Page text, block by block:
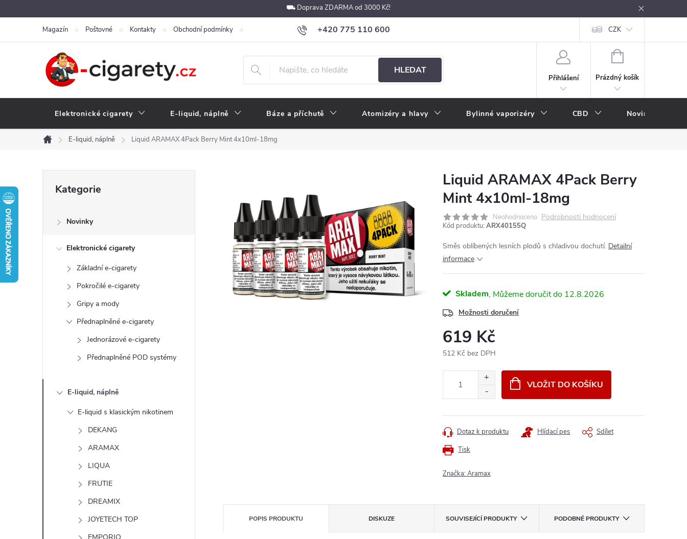
na
⛟ Doprava ZDARMA od 3000 Kč!
+420 775 110 600
obchod@e-cigarety.cz
Magazín Poštovné Kontakty Obchodní podmínky Podmínky ochrany osobních údajů Velkoobchod Vše o e-kouření Nákupní rádce
CZK
HLEDAT
Přihlášení
NÁKUPNÍ
Prázdný košík
Elektronické cigarety E-liquid, náplně Báze a příchutě Atomizéry a hlavy Bylinné vaporizéry CBD Novinky
Domů
E-liquid, náplně Liquid ARAMAX 4Pack Berry Mint 4x10ml-18mg
í
kategorie
Kategorie
Novinky
Elektronické cigarety
Základní e-cigarety
Pokročilé e-cigarety
Gripy a mody
Přednaplněné e-cigarety
Jednorázové e-cigarety
Přednaplněné POD systémy
E-liquid, náplně
E-liquid s klasickým nikotinem
DEKANG
ARAMAX
LIQUA
FRUTIE
DREAMIX
JOYETECH TOP
Liquid ARAMAX 4Pack Berry
Mint 4x10ml-18mg
Neohodnoceno Podrobnosti hodnocení
Kód produktu: ARX40155Q
Směs oblíbených lesních plodů s chladivou dochutí. Detailní
informace
Skladem 12.8.2026
Možnosti doručení
619 Kč
512 Kč bez DPH
VLOŽIT DO KOŠÍKU
Tisk
Dotaz k produktu Hlídací pes Sdílet
Značka:Aramax
POPIS PRODUKTU DISKUZE SOUVISEJÍCÍ PRODUKTY PODOBNÉ PRODUKTY